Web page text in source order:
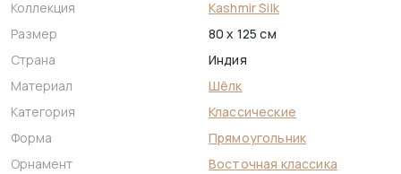
Коллекция
Kashmir Silk
Размер
80 x 125 см
Страна
Индия
Материал
Шёлк
Категория
Классические
Форма
Прямоугольник
Орнамент
Восточная классика